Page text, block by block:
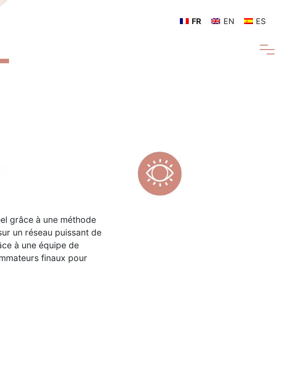
FR EN ES
grâce à une méthode
un réseau puissant de
à une équipe de
finaux pour